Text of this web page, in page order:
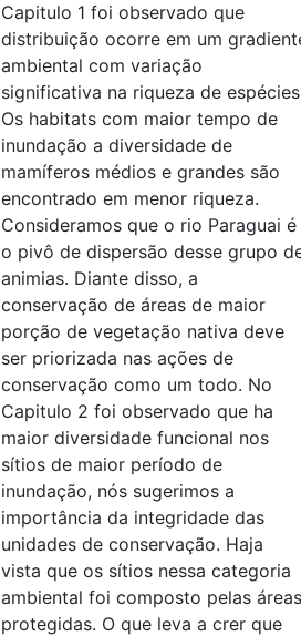
Capitulo 1 foi observado que
distribuição ocorre em um
ambiental com variação
significativa na riqueza de
Os habitats com maior tempo de
inundação a diversidade de
mamíferos médios e grandes são
encontrado em menor riqueza.
Consideramos que o rio Paraguai é
o pivô de dispersão desse grupo
animias. Diante disso, a
conservação de áreas de maior
porção de vegetação nativa deve
ser priorizada nas ações de
conservação como um todo. No
Capitulo 2 foi observado que ha
maior diversidade funcional nos
sítios de maior período de
inundação, nós sugerimos a
importância da integridade das
unidades de conservação. Haja
vista que os sítios nessa categoria
ambiental foi composto pelas áreas
protegidas. O que leva a crer que